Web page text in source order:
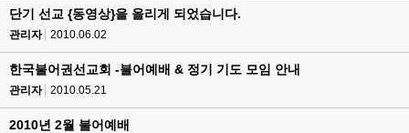
단기 선교 {동영상}을 올리게 되었습니다.
관리자 2010.06.02
한국불어권선교회 -불어예배 & 정기 기도 모임 안내
관리자 2010.05.21
2010년 2월 불어예배